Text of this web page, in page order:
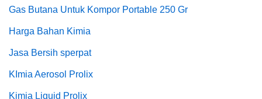
Gas Butana Untuk Kompor Portable 250 Gr
Harga Bahan Kimia
Jasa Bersih sperpat
KImia Aerosol Prolix
Kimia Liquid Prolix